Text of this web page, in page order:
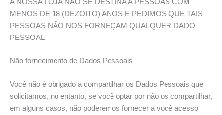
A NOSSA LOJA NÃO SE DESTINA A PESSOAS COM
MENOS DE 18 (DEZOITO) ANOS E PEDIMOS QUE TAIS
PESSOAS NÃO NOS FORNEÇAM QUALQUER DADO
PESSOAL
Não fornecimento de Dados Pessoais
Você não é obrigado a compartilhar os Dados Pessoais que
solicitamos, no entanto, se você optar por não os compartilhar,
em alguns casos, não poderemos fornecer a você acesso